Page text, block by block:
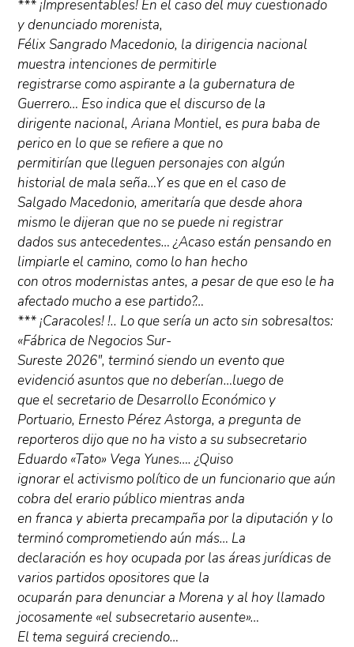
*** ¡Impresentables! En el caso del muy cuestionado
y denunciado morenista,
Félix Sangrado Macedonio, la dirigencia nacional
muestra intenciones de permitirle
registrarse como aspirante a la gubernatura de
Guerrero… Eso indica que el discurso de la
dirigente nacional, Ariana Montiel, es pura baba de
perico en lo que se refiere a que no
permitirían que lleguen personajes con algún
historial de mala seña…Y es que en el caso de
Salgado Macedonio, ameritaría que desde ahora
mismo le dijeran que no se puede ni registrar
dados sus antecedentes… ¿Acaso están pensando en
limpiarle el camino, como lo han hecho
con otros modernistas antes, a pesar de que eso le ha
afectado mucho a ese partido?…
*** ¡Caracoles! !.. Lo que sería un acto sin sobresaltos:
«Fábrica de Negocios Sur-
Sureste 2026″, terminó siendo un evento que
evidenció asuntos que no deberían…luego de
que el secretario de Desarrollo Económico y
Portuario, Ernesto Pérez Astorga, a pregunta de
reporteros dijo que no ha visto a su subsecretario
Eduardo «Tato» Vega Yunes…. ¿Quiso
ignorar el activismo político de un funcionario que aún
cobra del erario público mientras anda
en franca y abierta precampaña por la diputación y lo
terminó comprometiendo aún más… La
declaración es hoy ocupada por las áreas jurídicas de
varios partidos opositores que la
ocuparán para denunciar a Morena y al hoy llamado
jocosamente «el subsecretario ausente»…
El tema seguirá creciendo…